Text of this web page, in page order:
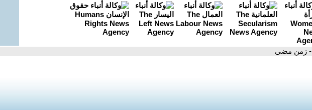
- زمن مضى